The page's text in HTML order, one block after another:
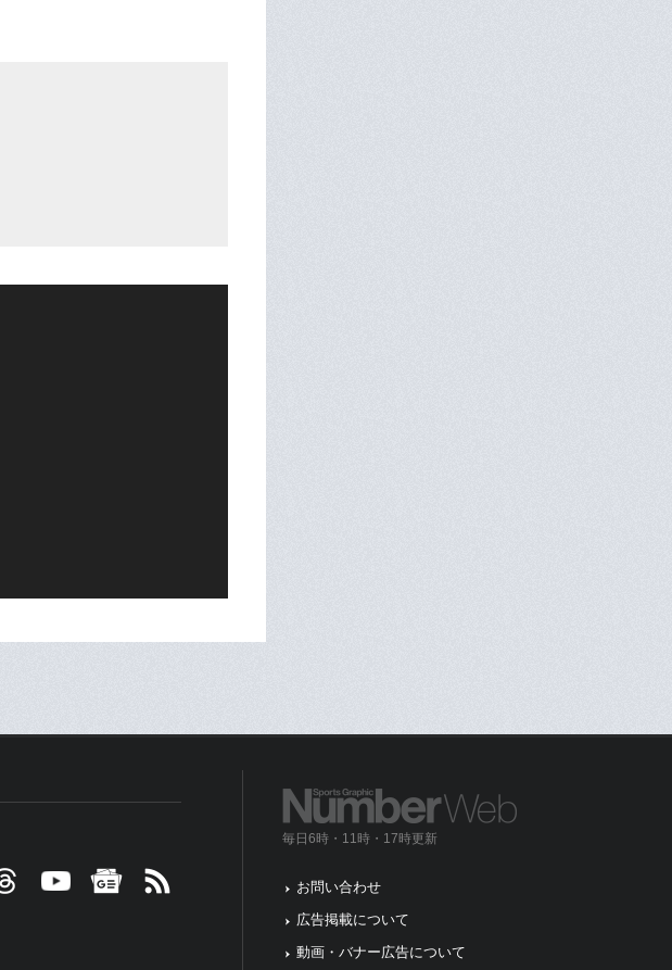
毎日6時・11時・17時更新
お問い合わせ
広告掲載について
動画・バナー広告について